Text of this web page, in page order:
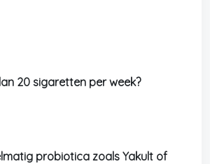
20 sigaretten per week?
probiotica zoals Yakult of